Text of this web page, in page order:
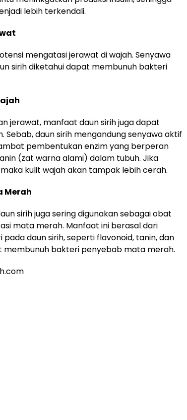
lebih terkendali.
mengatasi jerawat di wajah. Senyawa
sirih diketahui dapat membunuh bakteri
jerawat, manfaat daun sirih juga dapat
Sebab, daun sirih mengandung senyawa aktif
pembentukan enzim yang berperan
(zat warna alami) dalam tubuh. Jika
kulit wajah akan tampak lebih cerah.
Merah
sirih juga sering digunakan sebagai obat
mata merah. Manfaat ini berasal dari
daun sirih, seperti flavonoid, tanin, dan
membunuh bakteri penyebab mata merah.